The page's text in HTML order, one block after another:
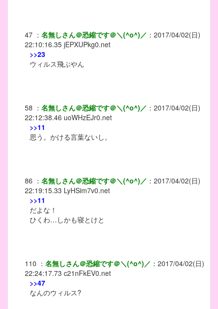
47 ： 名無しさん＠恐縮です＠＼(^o^)／ ： 2017/04/02(日)
22:10:16.35 jEPXUPkg0.net
>>23
ウィルス飛ぶやん
58 ： 名無しさん＠恐縮です＠＼(^o^)／ ： 2017/04/02(日)
22:12:38.46 uoWHzEJr0.net
>>11
思う。かける言葉ないし。
86 ： 名無しさん＠恐縮です＠＼(^o^)／ ： 2017/04/02(日)
22:19:15.33 LyHSim7v0.net
>>11
だよな！
ひくわ…しかも寝とけと
110 ： 名無しさん＠恐縮です＠＼(^o^)／ ： 2017/04/02(日)
22:24:17.73 c21nFkEV0.net
>>47
なんのウィルス?